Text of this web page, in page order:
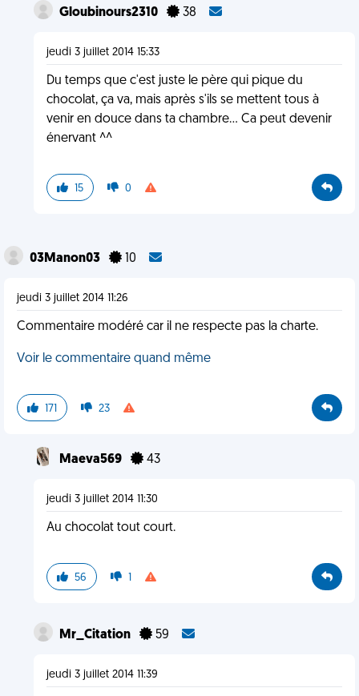
Gloubinours2310 38
jeudi 3 juillet 2014 15:33
Du temps que c'est juste le père qui pique du
chocolat, ça va, mais après s'ils se mettent tous à
venir en douce dans ta chambre... Ca peut devenir
énervant ^^
15 0
03Manon03 10
jeudi 3 juillet 2014 11:26
Commentaire modéré car il ne respecte pas la charte.
Voir le commentaire quand même
171 23
Maeva569 43
jeudi 3 juillet 2014 11:30
Au chocolat tout court.
56 1
Mr_Citation 59
jeudi 3 juillet 2014 11:39